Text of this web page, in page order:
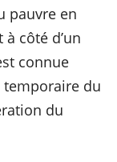
pauvre en
côté d’un
connue
du
du